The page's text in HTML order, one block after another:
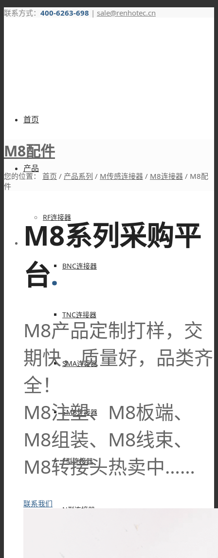
联系方式： 400-6263-698 | sale@renhotec.cn
首页
产品
RF连接器
BNC连接器
TNC连接器
SMA连接器
SMB连接器
F型连接器
N型连接器
M8配件
您的位置： 首页 / 产品系列 / M传感连接器 / M8连接器 / M8配
件
M8系列采购平
台.
M8产品定制打样，交
期快，质量好，品类齐
全！
M8注塑、M8板端、
M8组装、M8线束、
M8转接头热卖中……
联系我们